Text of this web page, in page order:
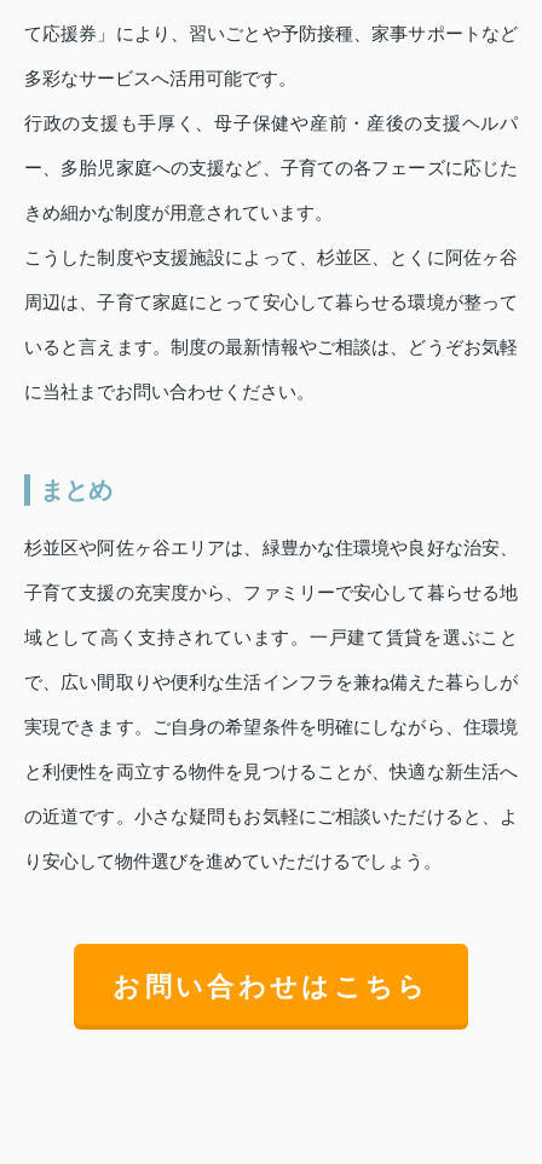
て応援券」により、習いごとや予防接種、家事サポートなど
多彩なサービスへ活用可能です。
行政の支援も手厚く、母子保健や産前・産後の支援ヘルパ
ー、多胎児家庭への支援など、子育ての各フェーズに応じた
きめ細かな制度が用意されています。
こうした制度や支援施設によって、杉並区、とくに阿佐ヶ谷
周辺は、子育て家庭にとって安心して暮らせる環境が整って
いると言えます。制度の最新情報やご相談は、どうぞお気軽
に当社までお問い合わせください。
まとめ
杉並区や阿佐ヶ谷エリアは、緑豊かな住環境や良好な治安、
子育て支援の充実度から、ファミリーで安心して暮らせる地
域として高く支持されています。一戸建て賃貸を選ぶこと
で、広い間取りや便利な生活インフラを兼ね備えた暮らしが
実現できます。ご自身の希望条件を明確にしながら、住環境
と利便性を両立する物件を見つけることが、快適な新生活へ
の近道です。小さな疑問もお気軽にご相談いただけると、よ
り安心して物件選びを進めていただけるでしょう。
お問い合わせはこちら